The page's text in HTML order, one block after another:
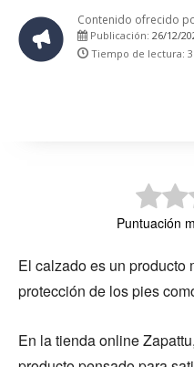
Contenido ofrecido
Publicación: 26/12/
Tiempo de lectura: 3
Puntuación
El calzado es un producto
protección de los pies
En la tienda online